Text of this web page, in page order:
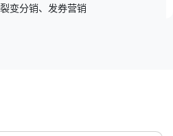
变分销、发券营销